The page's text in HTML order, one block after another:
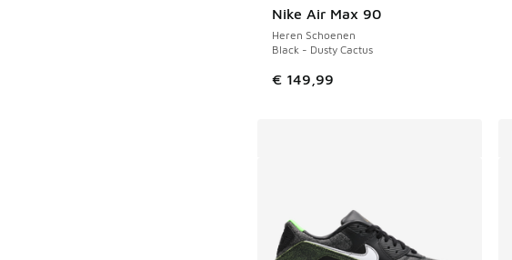
Nike Air Max 90
Heren Schoenen
Black - Dusty Cactus
€ 149,99